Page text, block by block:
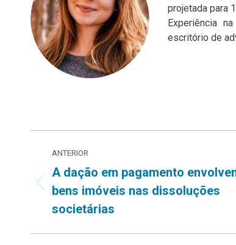
projetada para
Experiência
escritório de
Navegação
de
post:
ANTERIOR
Post
anterior:
A dação em pagamento
bens imóveis nas dissoluções
societárias